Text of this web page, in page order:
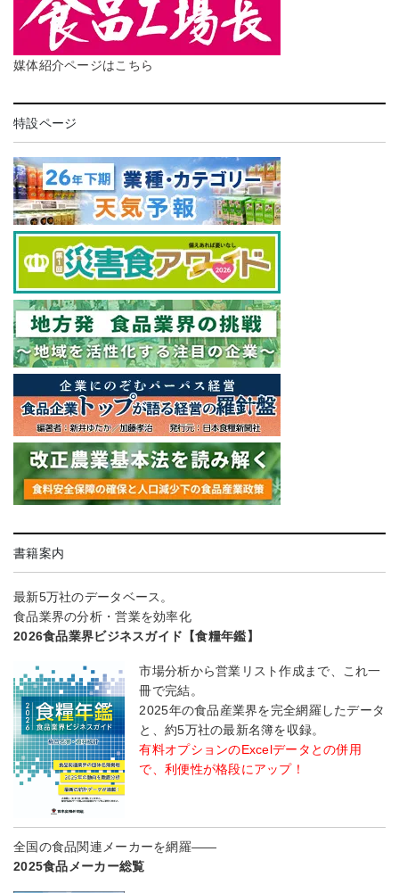
媒体紹介ページはこちら
特設ページ
書籍案内
最新5万社のデータベース。
食品業界の分析・営業を効率化
2026食品業界ビジネスガイド【食糧年鑑】
市場分析から営業リスト作成まで、これ一
冊で完結。
2025年の食品産業界を完全網羅したデータ
と、約5万社の最新名簿を収録。
有料オプションのExcelデータとの併用
で、利便性が格段にアップ！
全国の食品関連メーカーを網羅――
2025食品メーカー総覧